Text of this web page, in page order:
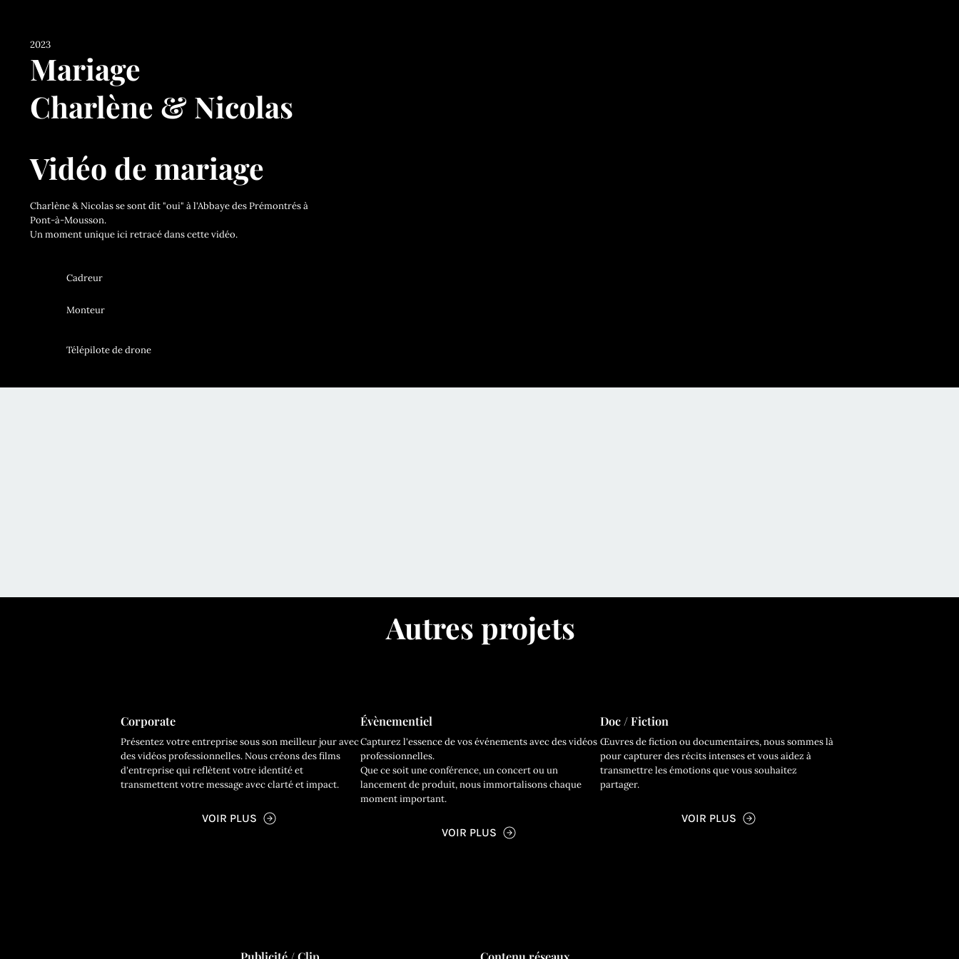
2023
Mariage
Charlène & Nicolas
Vidéo de mariage
Charlène & Nicolas se sont dit "oui" à l'Abbaye des Prémontrés à
Pont-à-Mousson.
Un moment unique ici retracé dans cette vidéo.
Cadreur
Monteur
Télépilote de drone
Autres projets
Corporate
Présentez votre entreprise sous son meilleur jour avec
des vidéos professionnelles. Nous créons des films
d'entreprise qui reflètent votre identité et
transmettent votre message avec clarté et impact.
VOIR PLUS
Évènementiel
Capturez l'essence de vos événements avec des vidéos
professionnelles.
Que ce soit une conférence, un concert ou un
lancement de produit, nous immortalisons chaque
moment important.
VOIR PLUS
Doc / Fiction
Œuvres de fiction ou documentaires, nous sommes là
pour capturer des récits intenses et vous aidez à
transmettre les émotions que vous souhaitez
partager.
VOIR PLUS